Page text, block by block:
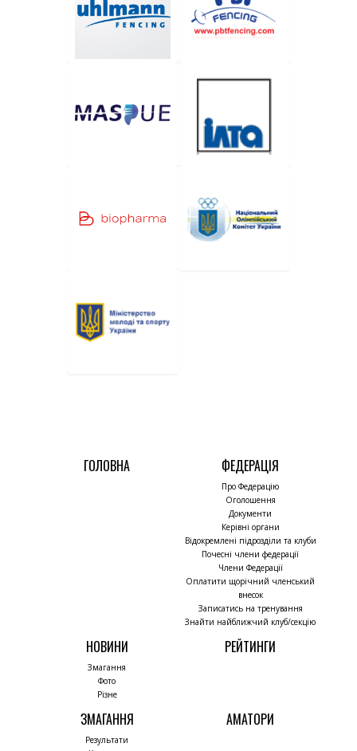
ГОЛОВНА ФЕДЕРАЦІЯ
Про Федерацію
Оголошення
Документи
Керівні органи
Відокремлені підрозділи та клуби
Почесні члени федерації
Члени Федерації
Оплатити щорічний членський
внесок
Записатись на тренування
Знайти найближчий клуб/секцію
НОВИНИ
Змагання
Фото
Різне
РЕЙТИНГИ
ЗМАГАННЯ
Результати
АМАТОРИ